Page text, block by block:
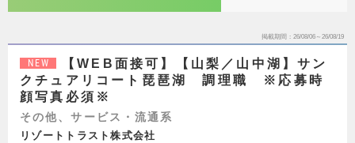
掲載期間 26/08/06～26/08/19
NEW
【WEB面接可】【山梨／山中湖】サン
クチュアリコート琵琶湖 調理職 ※応募時
顔写真必須※
その他、サービス・流通系
リゾートトラスト株式会社